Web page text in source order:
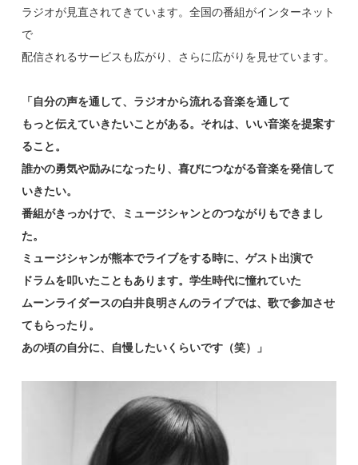
ラジオが見直されてきています。全国の番組がインターネット
で
配信されるサービスも広がり、さらに広がりを見せています。
「自分の声を通して、ラジオから流れる音楽を通して
もっと伝えていきたいことがある。それは、いい音楽を提案す
ること。
誰かの勇気や励みになったり、喜びにつながる音楽を発信して
いきたい。
番組がきっかけで、ミュージシャンとのつながりもできまし
た。
ミュージシャンが熊本でライブをする時に、ゲスト出演で
ドラムを叩いたこともあります。学生時代に憧れていた
ムーンライダースの白井良明さんのライブでは、歌で参加させ
てもらったり。
あの頃の自分に、自慢したいくらいです（笑）」